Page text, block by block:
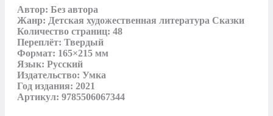
Автор: Без автора
Жанр: Детская художественная литература Сказки
Количество страниц: 48
Переплёт: Твердый
Формат: 165×215 мм
Язык: Русский
Издательство: Умка
Год издания: 2021
Артикул: 9785506067344